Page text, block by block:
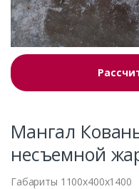
Мангал
несъемной
Габариты 1100x400x1400